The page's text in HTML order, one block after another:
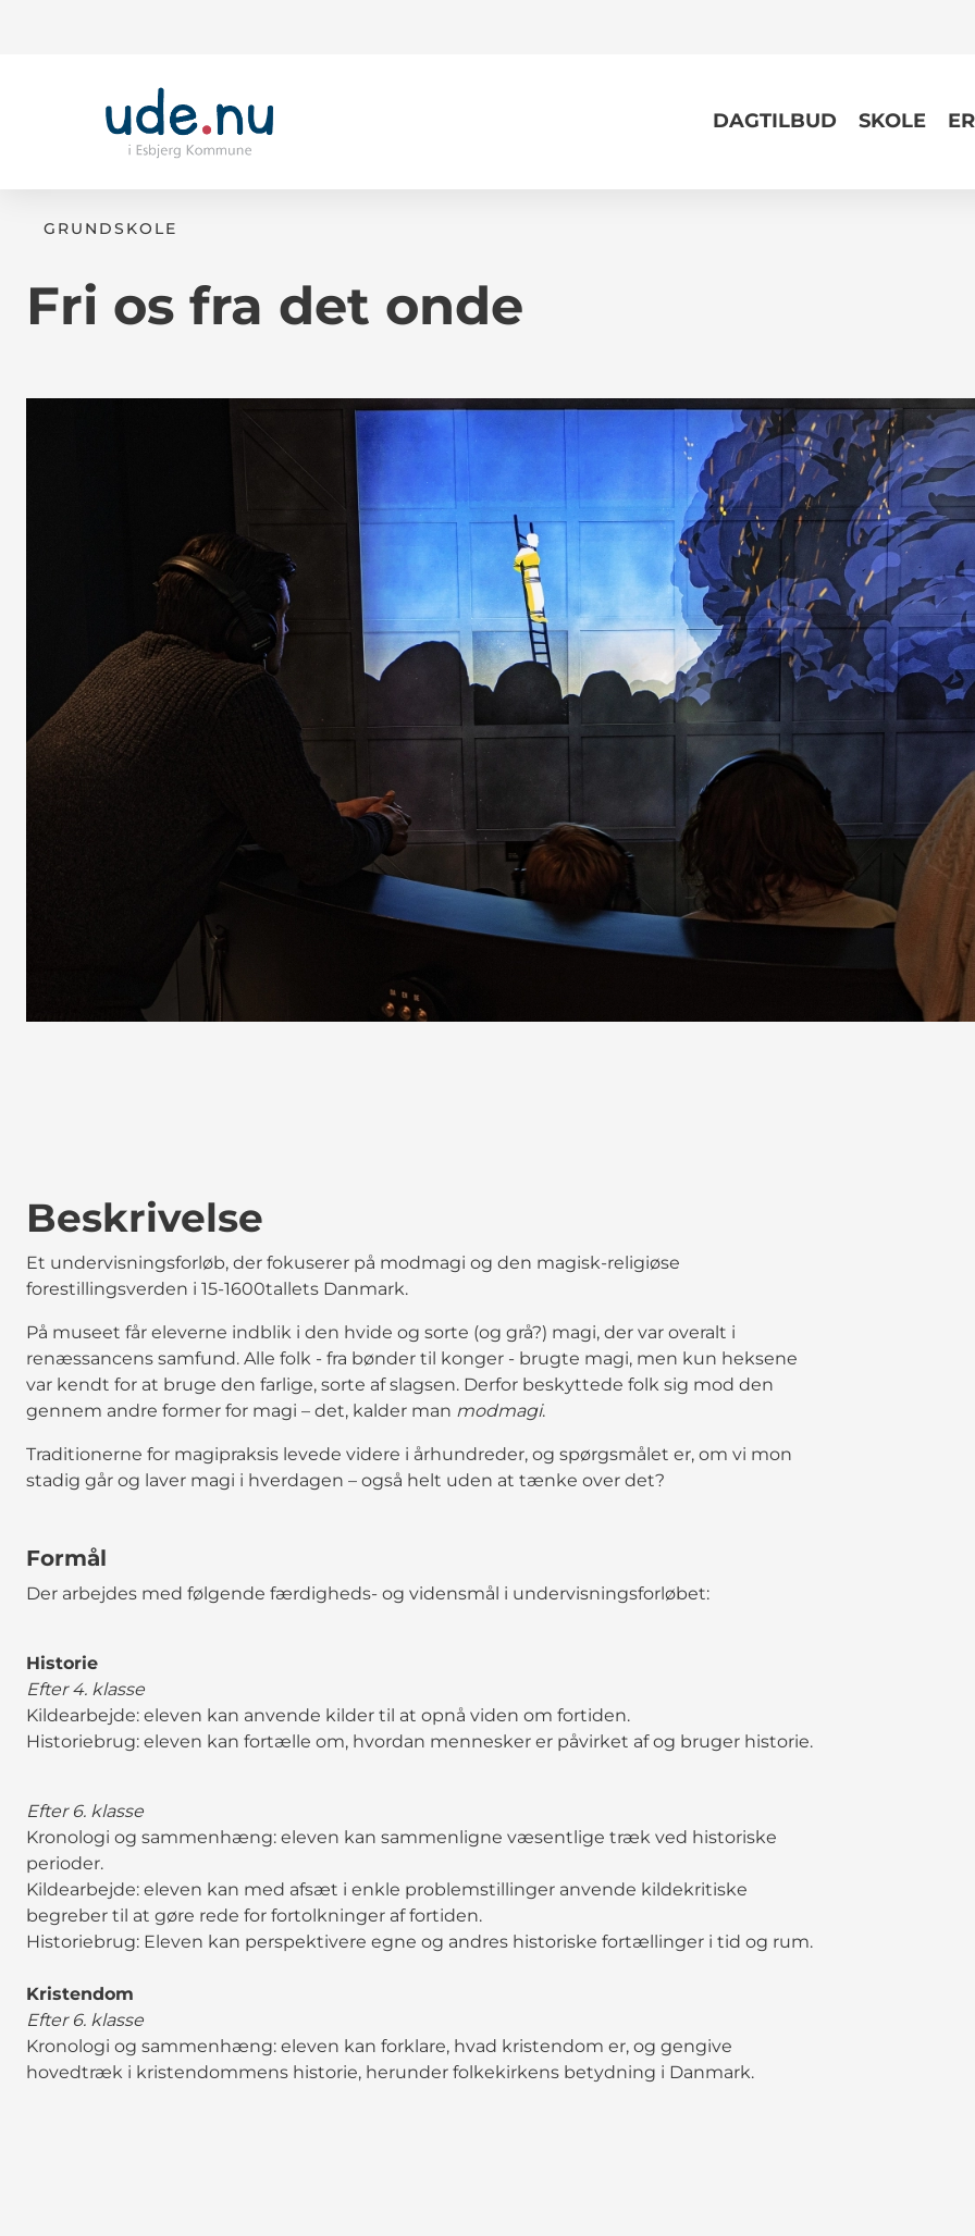
DAGTILBUD SKOLE
GRUNDSKOLE
Fri os fra det onde
Beskrivelse
Et undervisningsforløb, der fokuserer på modmagi og den magisk-religiøse
forestillingsverden i 15-1600tallets Danmark.
På museet får eleverne indblik i den hvide og sorte (og grå?) magi, der var overalt i
renæssancens samfund. Alle folk - fra bønder til konger - brugte magi, men kun heksene
var kendt for at bruge den farlige, sorte af slagsen. Derfor beskyttede folk sig mod den
gennem andre former for magi – det, kalder man modmagi.
Traditionerne for magipraksis levede videre i århundreder, og spørgsmålet er, om vi mon
stadig går og laver magi i hverdagen – også helt uden at tænke over det?
Formål
Der arbejdes med følgende færdigheds- og vidensmål i undervisningsforløbet:
Historie
Efter 4. klasse
Kildearbejde: eleven kan anvende kilder til at opnå viden om fortiden.
Historiebrug: eleven kan fortælle om, hvordan mennesker er påvirket af og bruger historie.
Efter 6. klasse
Kronologi og sammenhæng: eleven kan sammenligne væsentlige træk ved historiske
perioder.
Kildearbejde: eleven kan med afsæt i enkle problemstillinger anvende kildekritiske
begreber til at gøre rede for fortolkninger af fortiden.
Historiebrug: Eleven kan perspektivere egne og andres historiske fortællinger i tid og rum.
Kristendom
Efter 6. klasse
Kronologi og sammenhæng: eleven kan forklare, hvad kristendom er, og gengive
hovedtræk i kristendommens historie, herunder folkekirkens betydning i Danmark.